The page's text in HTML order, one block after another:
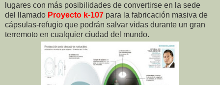
lugares con más posibilidades de convertirse en la sede
del llamado Proyecto k-107 para la fabricación masiva de
cápsulas-refugio que podrán salvar vidas durante un gran
terremoto en cualquier ciudad del mundo.